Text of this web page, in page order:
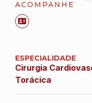
ACOMPANHE
ESPECIALIDADE
Cirurgia
Torácica